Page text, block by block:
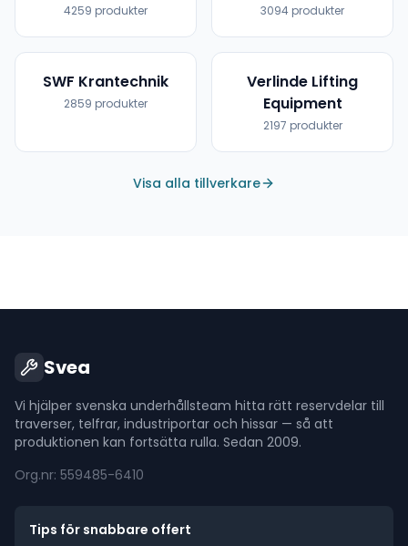
4259 produkter 3094 produkter
SWF Krantechnik
2859 produkter
Verlinde Lifting
Equipment
2197 produkter
Visa alla tillverkare
Svea
Vi hjälper svenska underhållsteam hitta rätt reservdelar till
traverser, telfrar, industriportar och hissar — så att
produktionen kan fortsätta rulla. Sedan 2009.
Org.nr: 559485-6410
Tips för snabbare offert